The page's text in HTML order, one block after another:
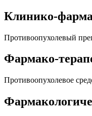
Клинико-
Противоопухолевый
Фармако-
Противоопухолевое